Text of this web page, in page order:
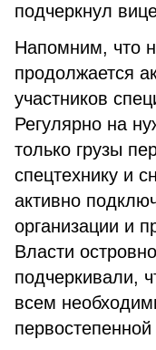
подчеркнул
Напомним, что
продолжается
участников
Регулярно на
только грузы
спецтехнику и
активно
организации и
Власти
подчеркивали,
всем